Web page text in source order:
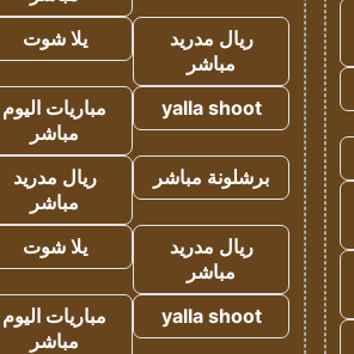
ريال مدريد
مباشر
يلا شوت
yalla shoot
مباريات اليوم
مباشر
برشلونة مباشر
ريال مدريد
مباشر
ريال مدريد
مباشر
يلا شوت
yalla shoot
مباريات اليوم
مباشر